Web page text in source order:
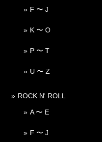
F 〜 J
K 〜 O
P 〜 T
U 〜 Z
ROCK N' ROLL
A 〜 E
F 〜 J